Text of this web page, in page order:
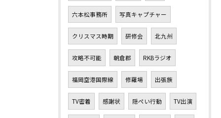
六本松事務所 写真キャプチャー
クリスマス時期 研修会 北九州
攻略不可能 朝倉郡 RKBラジオ
福岡空港国際線 修羅場 出張族
TV密着 感謝状 隠ぺい行動 TV出演